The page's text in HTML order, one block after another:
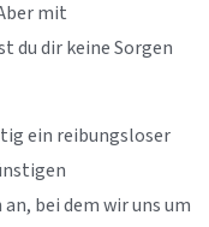
mit
du dir keine Sorgen
ein reibungsloser
bei dem wir uns um